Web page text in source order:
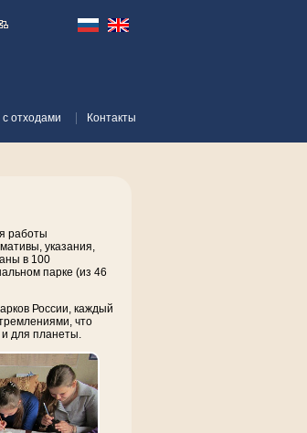
отходами Контакты
работы
указания,
в 100
парке (из 46
России, каждый
что
и для планеты.